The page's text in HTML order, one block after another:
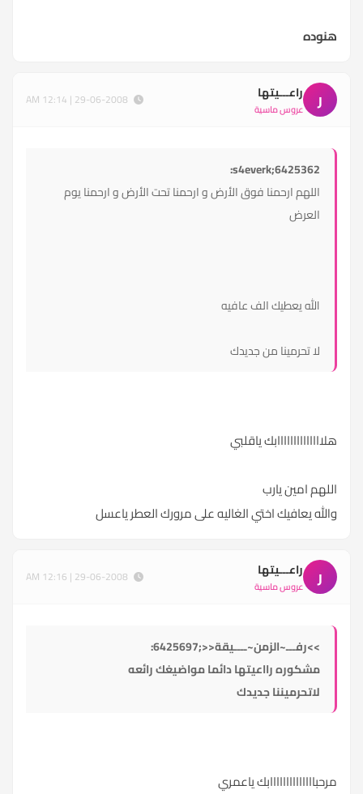
هنوده
ر راعـــيتها
عروس ماسية
s4everk;6425362:
اللهم ارحمنا فوق الأرض و ارحمنا تحت الأرض و ارحمنا يوم
العرض
الله يعطيك الف عافيه
لا تحرمينا من جديدك
هلاااااااااااااابك ياقلبي
اللهم امين يارب
والله يعافيك اختي الغاليه على مرورك العطر ياعسل
ر راعـــيتها
عروس ماسية
>>رفـــ~الزمن~ــــيقة<<;6425697:
مشكوره رااعيتها دائما مواضيغك رائعه
لاتحرميننا جديدك
مرحباااااااااااااابك ياعمري